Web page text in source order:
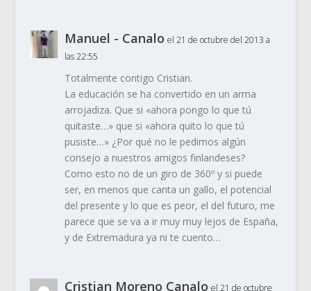
Manuel - Canalo el 21 de octubre del 2013 a
las 22:55
Totalmente contigo Cristian.
La educación se ha convertido en un arma
arrojadiza. Que si «ahora pongo lo que tú
quitaste…» que si «ahora quito lo que tú
pusiste…» ¿Por qué no le pedimos algún
consejo a nuestros amigos finlandeses?
Como esto no de un giro de 360º y si puede
ser, en menos que canta un gallo, el potencial
del presente y lo que es peor, el del futuro, me
parece que se va a ir muy muy lejos de España,
y de Extremadura ya ni te cuento…
Cristian Moreno Canalo el 21 de octubre